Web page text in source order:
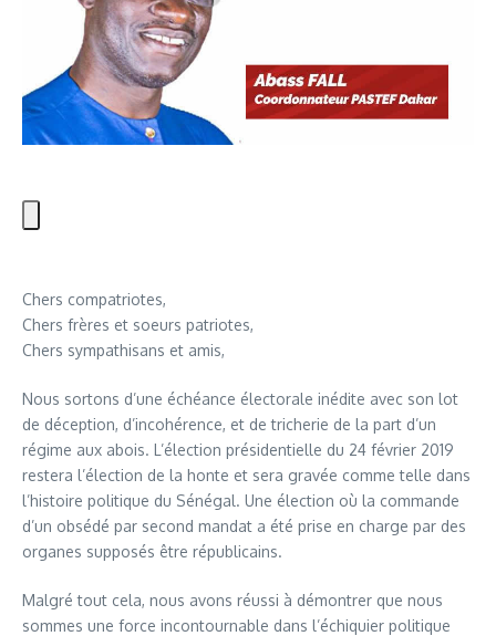
Chers compatriotes,
Chers frères et soeurs patriotes,
Chers sympathisans et amis,
Nous sortons d’une échéance électorale inédite avec son lot
de déception, d’incohérence, et de tricherie de la part d’un
régime aux abois. L’élection présidentielle du 24 février 2019
restera l’élection de la honte et sera gravée comme telle dans
l’histoire politique du Sénégal. Une élection où la commande
d’un obsédé par second mandat a été prise en charge par des
organes supposés être républicains.
Malgré tout cela, nous avons réussi à démontrer que nous
sommes une force incontournable dans l’échiquier politique